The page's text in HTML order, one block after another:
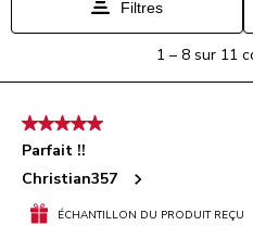
Filtres
8
commentaire.
1 – 8 sur 11
5 étoile(s) sur 5.
Parfait !!
Christian357
ÉCHANTILLON DU PRODUIT REÇU